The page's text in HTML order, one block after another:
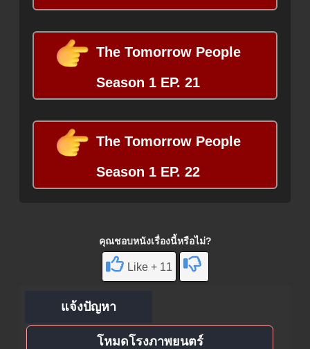
The Tomorrow People
Season 1 EP. 21
The Tomorrow People
Season 1 EP. 22
คุณชอบหนังเรื่องนี้หรือไม่?
Like + 11
แจ้งปัญหา
โหมดโรงภาพยนตร์